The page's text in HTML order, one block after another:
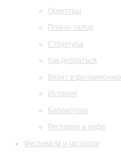
Оркестры
Планы залов
Структура
Как добраться
Визит в филармонию
История
Библиотека
Ресторан и кафе
Фестивали и гастроли